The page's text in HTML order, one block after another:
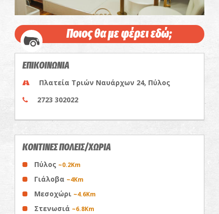
Ποιος θα με φέρει εδώ;
ΕΠΙΚΟΙΝΩΝΙΑ
Πλατεία Τριών Ναυάρχων 24, Πύλος
2723 302022
ΚΟΝΤΙΝΕΣ ΠΟΛΕΙΣ/ΧΩΡΙΑ
Πύλος ~0.2Km
Γιάλοβα ~4Km
Μεσοχώρι ~4.6Km
Στενωσιά ~6.8Km